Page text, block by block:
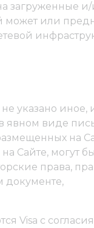
загруженные
может или
указано иное,
явном виде
на
Сайте, могут
права,
документе,
Visa с